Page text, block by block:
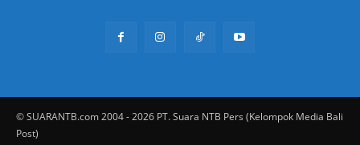
© SUARANTB.com 2004 - 2026 PT. Suara NTB Pers (Kelompok Media Bali
Post)